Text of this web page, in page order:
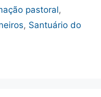
pastoral,
, Santuário do